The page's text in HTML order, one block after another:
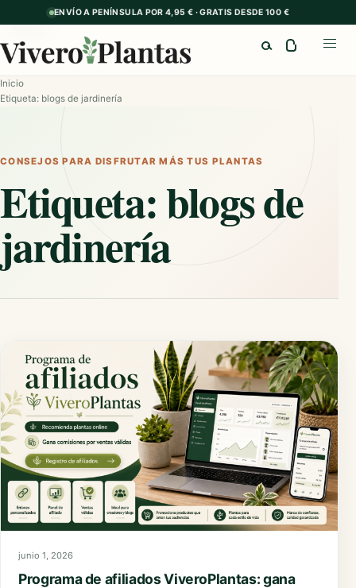
ENVÍO A PENÍNSULA POR 4,95 € · GRATIS DESDE 100 €
Inicio
Etiqueta: blogs de jardinería
CONSEJOS PARA DISFRUTAR MÁS TUS PLANTAS
Etiqueta:blogs de
jardinería
junio 1, 2026
Programa de afiliados ViveroPlantas: gana